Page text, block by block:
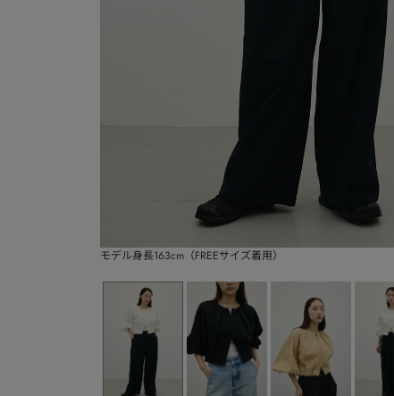
モデル身長163cm（FREEサイズ着用）